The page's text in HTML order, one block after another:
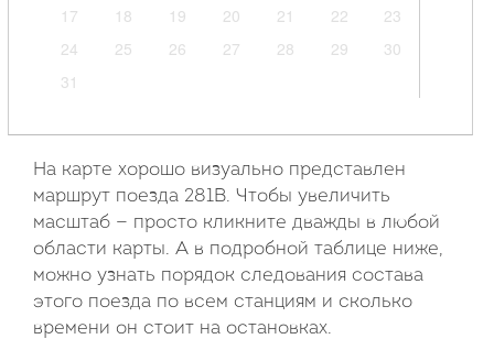
17
18 19 20 21 22
23
24
25 26 27 28 29
30
31
Пн Вт Ср Чт Пт Сб
Вс
1
2 3 4 5
6
7
8 9 10 11 12
13
14
15 16 17 18 19
На карте хорошо визуально представлен
маршрут поезда 281В. Чтобы увеличить
масштаб — просто кликните дважды в любой
области карты. А в подробной таблице ниже,
можно узнать порядок следования состава
этого поезда по всем станциям и сколько
времени он стоит на остановках.